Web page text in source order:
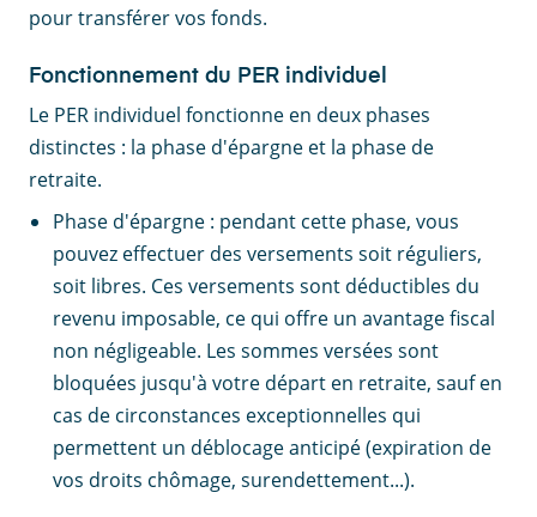
pour transférer vos fonds.
Fonctionnement du PER individuel
Le PER individuel fonctionne en deux phases
distinctes : la phase d'épargne et la phase de
retraite.
Phase d'épargne : pendant cette phase, vous
pouvez effectuer des versements soit réguliers,
soit libres. Ces versements sont déductibles du
revenu imposable, ce qui offre un avantage fiscal
non négligeable. Les sommes versées sont
bloquées jusqu'à votre départ en retraite, sauf en
cas de circonstances exceptionnelles qui
permettent un déblocage anticipé (expiration de
vos droits chômage, surendettement...).